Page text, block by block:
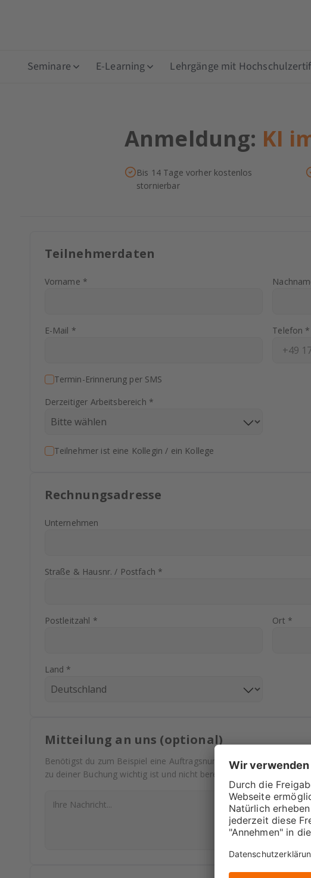
Seminare E-Learning Lehrgänge mit
Anmeldung: KI
Bis 14 Tage vorher kostenlos
stornierbar
Teilnehmerdaten
Vorname *
E-Mail * Telefon *
Termin-Erinnerung per SMS
Derzeitiger Arbeitsbereich *
Teilnehmer ist eine Kollegin / ein Kollege
Rechnungsadresse
Unternehmen
Straße & Hausnr. / Postfach *
Postleitzahl * Ort *
Land *
Mitteilung an uns (optional)
Benötigst du zum Beispiel eine Auftragsnummer auf deiner
zu deiner Buchung wichtig ist und nicht bereits abgefragt wurde.